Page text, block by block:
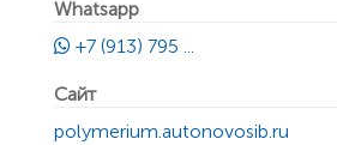
Whatsapp
+7 (913) 795 ...
Сайт
polymerium.autonovosib.ru